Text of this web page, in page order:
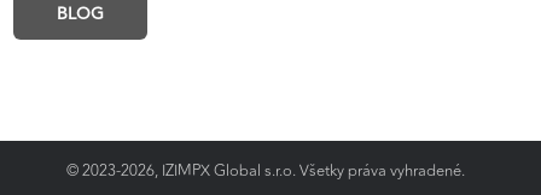
BLOG
© 2023-2026, IZIMPX Global s.r.o. Všetky práva vyhradené.